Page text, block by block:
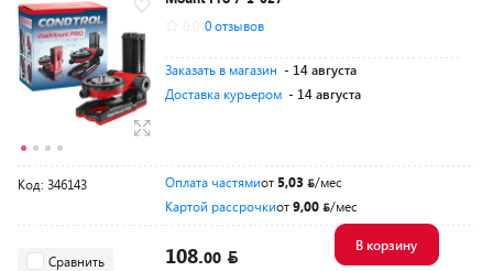
Разумная цена
0 отзывов
Заказать в магазин - 14 августа
Доставка курьером - 14 августа
Код: 346143 Оплата частямиот 5,03
/мес
Картой рассрочкиот9,00 /мес
Сравнить 108.00
В корзину